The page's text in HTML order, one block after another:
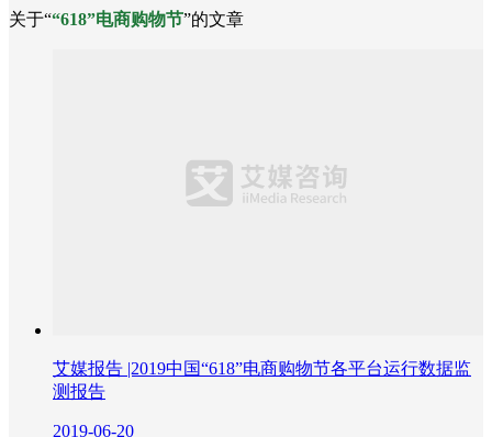
关于““618”电商购物节”的文章
艾媒报告 |2019中国“618”电商购物节各平台运行数据监
测报告
2019-06-20